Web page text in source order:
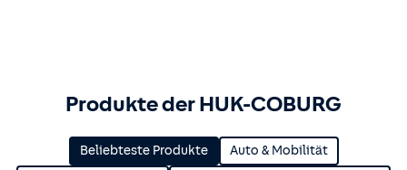
Produkte der HUK-COBURG
Beliebteste Produkte Auto & Mobilität